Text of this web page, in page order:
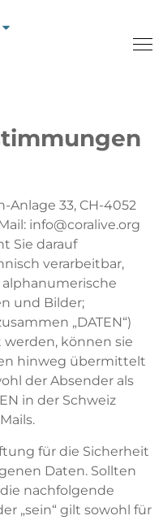
uns
Anlage 33, CH-4052
info@coralive.org
Sie darauf
verarbeitbar,
und Bilder;
„DATEN“)
können sie
hinweg übermittelt
der Absender als
in der Schweiz
für die Sicherheit
Daten. Sollten
die nachfolgende
„sein“ gilt sowohl für